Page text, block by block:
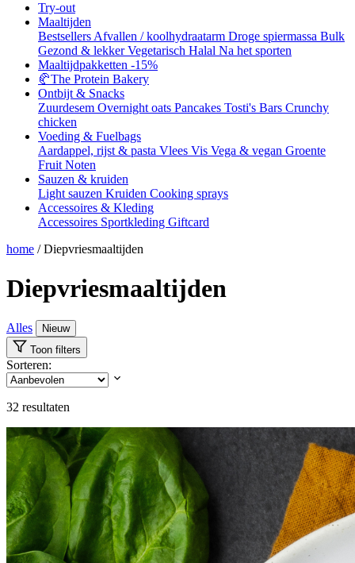
Try-out
Maaltijden
Bestsellers Afvallen / koolhydraatarm Droge spiermassa Bulk
Gezond & lekkerVegetarisch Halal Na het sporten
Maaltijdpakketten -15%
🥐The Protein Bakery
Ontbijt & Snacks
Zuurdesem Overnight oats Pancakes Tosti's Bars Crunchy
chicken
Voeding & Fuelbags
Aardappel, rijst & pasta Vlees Vis Vega & vegan Groente
Fruit Noten
Sauzen & kruiden
Light sauzen Kruiden Cooking sprays
Accessoires & Kleding
Accessoires Sportkleding Giftcard
home / Diepvriesmaaltijden
Diepvriesmaaltijden
Alles
Nieuw
Toon filters
Sorteren:
32 resultaten